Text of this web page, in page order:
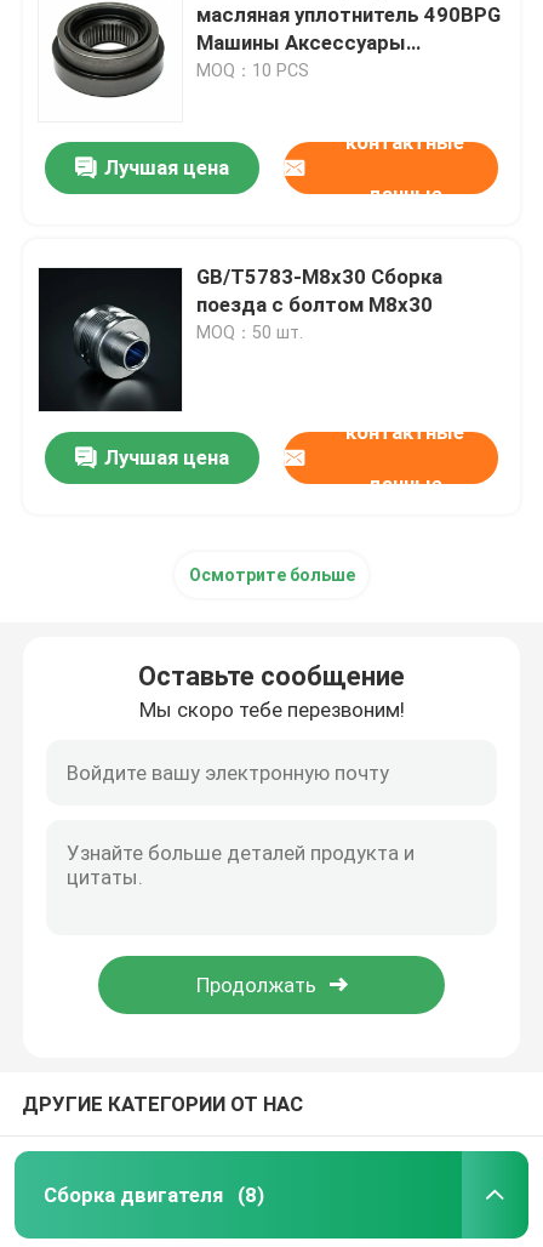
масляная уплотнитель 490BPG
Машины Аксессуары
коленчатого вала
MOQ：10 PCS
Лучшая цена
контактные
данные
GB/T5783-M8x30 Сборка
поезда с болтом M8x30
MOQ：50 шт.
Лучшая цена
контактные
данные
Осмотрите больше
Оставьте сообщение
Мы скоро тебе перезвоним!
ДРУГИЕ КАТЕГОРИИ ОТ НАС
Сборка двигателя (8)